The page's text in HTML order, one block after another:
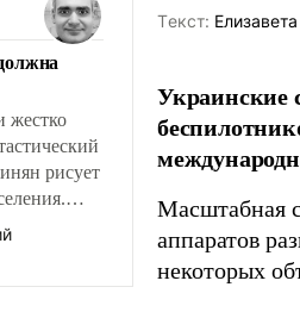
период
жестко
рисует
Tекст:
Украинские
Масштабная
аппаратов
некоторых